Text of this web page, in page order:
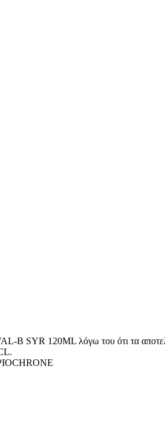
B SYR 120ML λόγω του ότι τα